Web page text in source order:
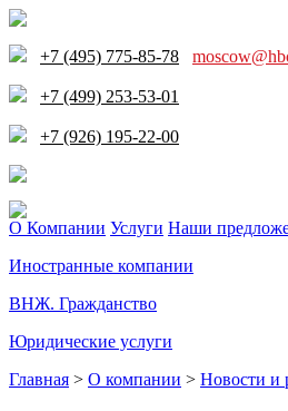
+7 (495) 775-85-78
+7 (499) 253-53-01
+7 (926) 195-22-00
О Компании Услуги Наши
Иностранные компании
ВНЖ. Гражданство
Юридические услуги
Главная > О компании > Новости и